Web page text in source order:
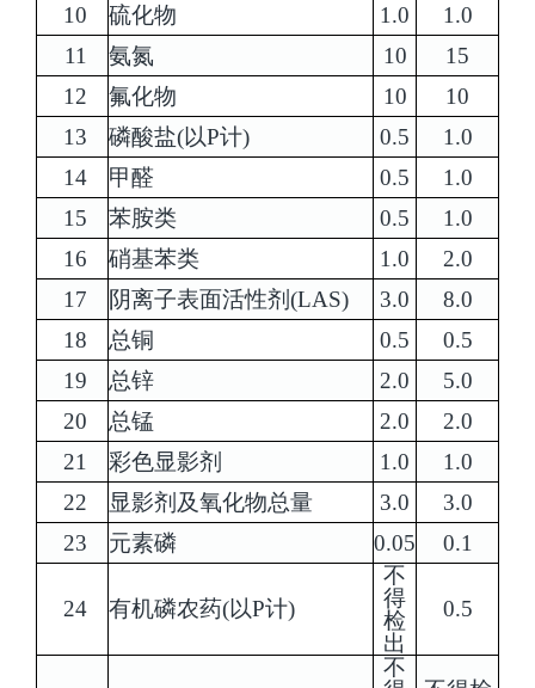
10
硫化物 1.0
1.0
11
氨氮 10
15
12
氟化物 10
10
13
磷酸盐(以P计) 0.5
1.0
14
甲醛 0.5
1.0
15
苯胺类 0.5
1.0
16
硝基苯类 1.0
2.0
17
阴离子表面活性剂(LAS) 3.0
8.0
18
总铜 0.5
0.5
19
总锌 2.0
5.0
20
总锰 2.0
2.0
21
彩色显影剂 1.0
1.0
22
显影剂及氧化物总量 3.0
3.0
23
元素磷 0.05 0.1
24 有机磷农药(以P计)
不
得
检
出
0.5
不